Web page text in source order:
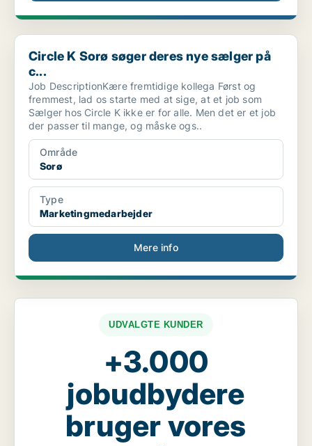
Circle K Sorø søger deres nye sælger på c...
Circle K Sorø søger deres nye sælger på
c...
Job DescriptionKære fremtidige kollega Først og
fremmest, lad os starte med at sige, at et job som
Sælger hos Circle K ikke er for alle. Men det er et job
der passer til mange, og måske ogs..
Område
Sorø
Type
Marketingmedarbejder
Mere info
UDVALGTE KUNDER
+3.000
jobudbydere
bruger vores